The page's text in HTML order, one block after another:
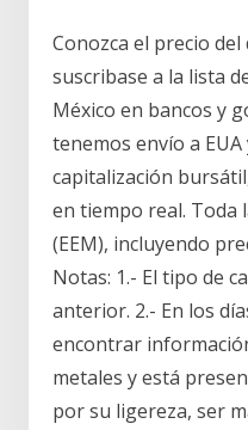
Conozca el precio
suscribase a la lista
México en bancos y
tenemos envío a
capitalización
en tiempo real. Toda
(EEM), incluyendo
Notas: 1.- El tipo de
anterior. 2.- En los
encontrar
metales y está
por su ligereza, ser